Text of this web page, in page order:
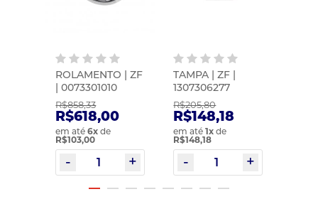
ROLAMENTO | ZF
| 0073301010
R$858,33
R$618,00
em até6x de
R$103,00
TAMPA | ZF |
1307306277
R$205,80
R$148,18
em até1x de
R$148,18